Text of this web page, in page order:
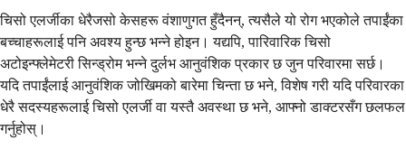
चिसो एलर्जीका धेरैजसो केसहरू वंशाणुगत हुँदैनन्, त्यसैले यो रोग भएकोले तपाईंका
बच्चाहरूलाई पनि अवश्य हुन्छ भन्ने होइन। यद्यपि, पारिवारिक चिसो
अटोइन्फ्लेमेटरी सिन्ड्रोम भन्ने दुर्लभ आनुवंशिक प्रकार छ जुन परिवारमा सर्छ।
यदि तपाईंलाई आनुवंशिक जोखिमको बारेमा चिन्ता छ भने, विशेष गरी यदि परिवारका
धेरै सदस्यहरूलाई चिसो एलर्जी वा यस्तै अवस्था छ भने, आफ्नो डाक्टरसँग छलफल
गर्नुहोस्।